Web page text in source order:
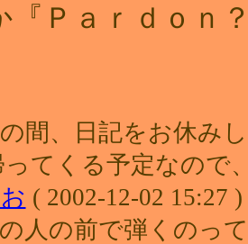
『Ｐａｒｄｏｎ
間、日記をお休
ってくる予定なので
( 2002-12-02 15:27 )
人の前で弾くのっ